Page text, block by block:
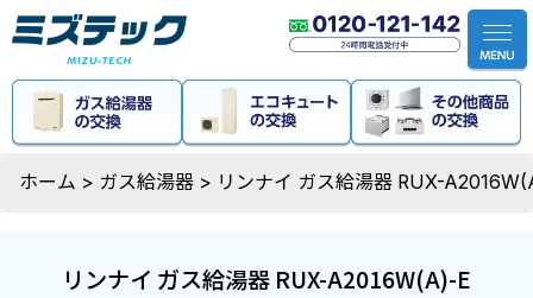
ホーム > ガス給湯器 > リンナイ ガス給湯器 RUX-
リンナイ ガス給湯器 RUX-A2016W(A)-E